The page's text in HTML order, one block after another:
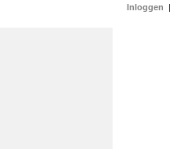
Inloggen |